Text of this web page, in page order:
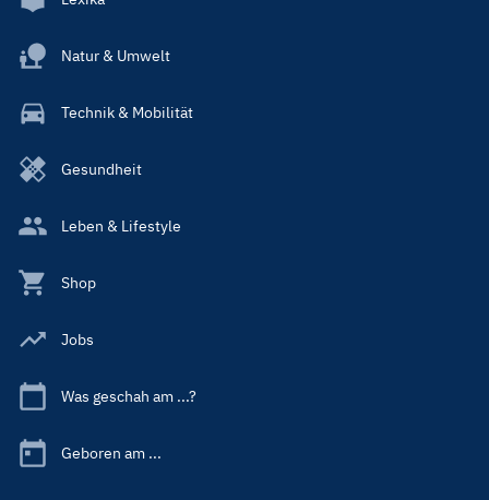
Natur & Umwelt
Technik & Mobilität
Gesundheit
Leben & Lifestyle
Shop
Jobs
Was geschah am ...?
Geboren am ...